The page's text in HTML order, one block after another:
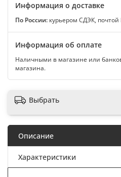
Информация о доставке
По России: курьером СДЭК, почтой
Информация об оплате
Наличными в магазине или
магазина.
Выбрать
Описание
Характеристики